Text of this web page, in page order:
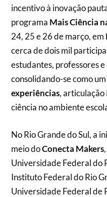
incentivo à inovação
programa Mais Ciência
24, 25 e 26 de março, em
cerca de dois mil
estudantes, professores
consolidando-se como
experiências,
ciência no ambiente
No Rio Grande do Sul, a
meio doConecta Makers
Universidade Federal do
Instituto Federal do Rio
Universidade Federal de